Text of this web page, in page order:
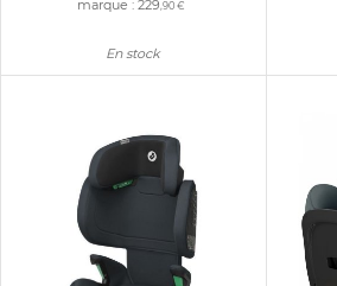
marque : 229 ,90 €
En stock